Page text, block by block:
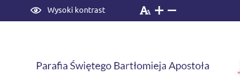
Wysoki kontrast